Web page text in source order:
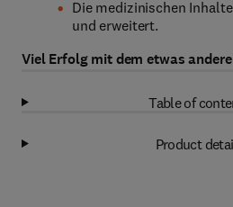
Die medizinischen
und erweitert.
Viel Erfolg mit dem etwas
Table of
Product